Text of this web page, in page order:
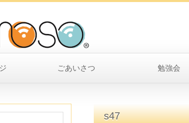
ごあいさつ 勉強会
s47